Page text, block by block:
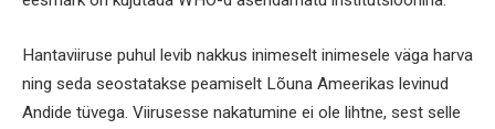
Hantaviiruse puhul levib nakkus inimeselt inimesele väga harva
ning seda seostatakse peamiselt Lõuna Ameerikas levinud
Andide tüvega. Viirusesse nakatumine ei ole lihtne, sest selle